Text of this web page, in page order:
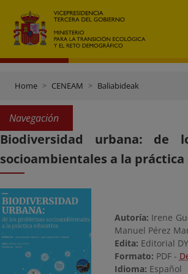
Home CENEAM Baliabideak
Navegación
Biodiversidad urbana: de
socioambientales a la
Autoría: Irene
Manuel Pérez
Edita: Editorial
Formato: PDF -
Idioma: Español